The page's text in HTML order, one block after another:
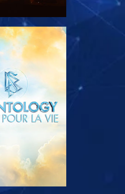
LES SÉRIES